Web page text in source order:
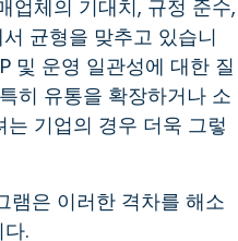
업체의 기대치, 규정 준수,
균형을 맞추고 있습니
및 운영 일관성에 대한 질
히 유통을 확장하거나 소
기업의 경우 더욱 그렇
램은 이러한 격차를 해소
.